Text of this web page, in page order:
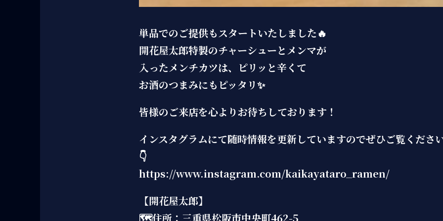
単品でのご提供もスタートいたしました🔥
開花屋太郎特製のチャーシューとメンマが
入ったメンチカツは、ピリッと辛くて
お酒のつまみにもピッタリ✨
皆様のご来店を心よりお待ちしております！
インスタグラムにて随時情報を更新していますのでぜひご覧くださ
👇
https://www.instagram.com/kaikayataro_ramen/
【開花屋太郎】
🗺住所：三重県松阪市中央町462-5